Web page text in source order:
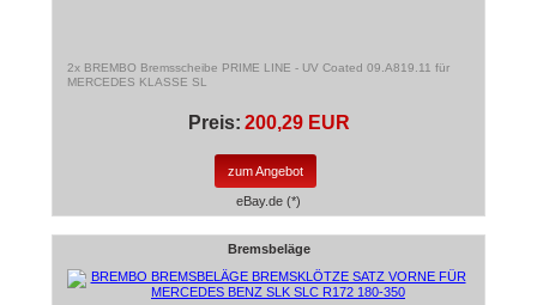
2x BREMBO Bremsscheibe PRIME LINE - UV Coated 09.A819.11 für
MERCEDES KLASSE SL
Preis: 200,29 EUR
zum Angebot
eBay.de (*)
Bremsbeläge